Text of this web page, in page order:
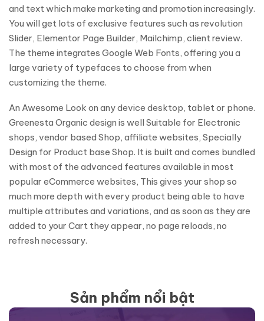
and text which make marketing and promotion increasingly.
You will get lots of exclusive features such as revolution
Slider, Elementor Page Builder, Mailchimp, client review.
The theme integrates Google Web Fonts, offering you a
large variety of typefaces to choose from when
customizing the theme.
An Awesome Look on any device desktop, tablet or phone.
Greenesta Organic design is well Suitable for Electronic
shops, vendor based Shop, affiliate websites, Specially
Design for Product base Shop. It is built and comes bundled
with most of the advanced features available in most
popular eCommerce websites, This gives your shop so
much more depth with every product being able to have
multiple attributes and variations, and as soon as they are
added to your Cart they appear, no page reloads, no
refresh necessary.
Sản phẩm nổi bật